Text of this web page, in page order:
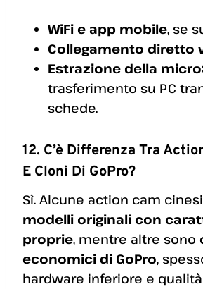
WiFi e app mobile, se
Collegamento diretto
Estrazione della
trasferimento su PC
schede.
12. C’è Differenza Tra
E Cloni Di GoPro?
Sì. Alcune action cam
modelli originali con
proprie, mentre altre sono
economici di GoPro,
hardware inferiore e